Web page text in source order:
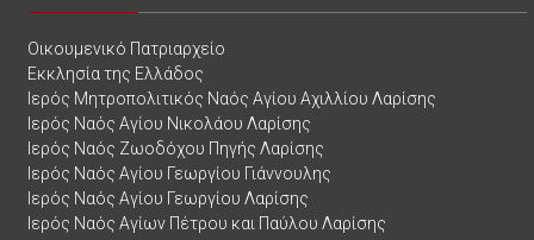
Οικουμενικό Πατριαρχείο
Εκκλησία της Ελλάδος
Ιερός Μητροπολιτικός Ναός Αγίου Αχιλλίου Λαρίσης
Ιερός Ναός Αγίου Νικολάου Λαρίσης
Ιερός Ναός Ζωοδόχου Πηγής Λαρίσης
Ιερός Ναός Αγίου Γεωργίου Γιάννουλης
Ιερός Ναός Αγίου Γεωργίου Λαρίσης
Ιερός Ναός Αγίων Πέτρου και Παύλου Λαρίσης